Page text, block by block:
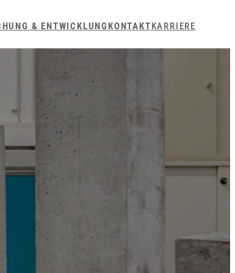
& ENTWICKLUNG KONTAKTKARRIERE